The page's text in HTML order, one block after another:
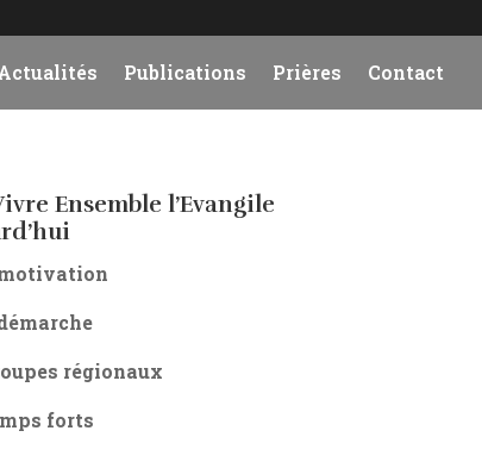
Publications Prières Contact
Ensemble l’Evangile
régionaux
forts